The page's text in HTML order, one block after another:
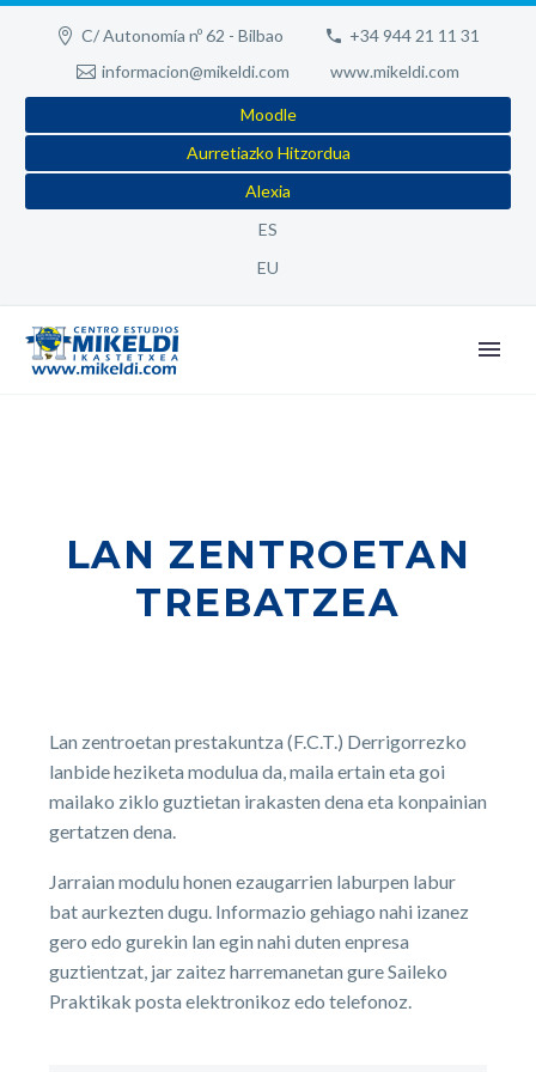
C/ Autonomía nº 62 - Bilbao
+34 944 21 11 31
informacion@mikeldi.com
www.mikeldi.com
Moodle
Aurretiazko Hitzordua
Alexia
ES
EU
LAN ZENTROETAN
TREBATZEA
Lan zentroetan prestakuntza (F.C.T.) Derrigorrezko
lanbide heziketa modulua da, maila ertain eta goi
mailako ziklo guztietan irakasten dena eta konpainian
gertatzen dena.
Jarraian modulu honen ezaugarrien laburpen labur
bat aurkezten dugu. Informazio gehiago nahi izanez
gero edo gurekin lan egin nahi duten enpresa
guztientzat, jar zaitez harremanetan gure Saileko
Praktikak posta elektronikoz edo telefonoz.